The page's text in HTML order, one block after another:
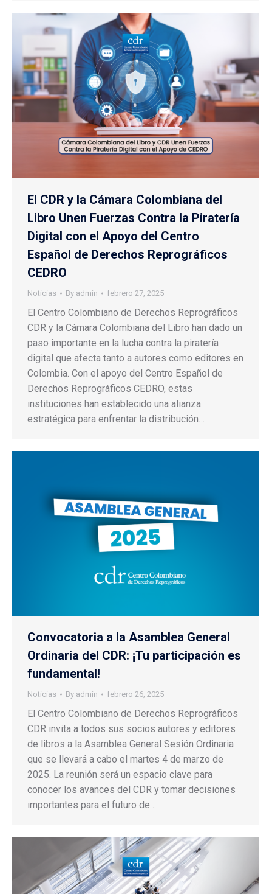
El CDR y la Cámara Colombiana del
Libro Unen Fuerzas Contra la Piratería
Digital con el Apoyo del Centro
Español de Derechos Reprográficos
CEDRO
Noticias By admin febrero 27, 2025
El Centro Colombiano de Derechos Reprográficos
CDR y la Cámara Colombiana del Libro han dado un
paso importante en la lucha contra la piratería
digital que afecta tanto a autores como editores en
Colombia. Con el apoyo del Centro Español de
Derechos Reprográficos CEDRO, estas
instituciones han establecido una alianza
estratégica para enfrentar la distribución…
Convocatoria a la Asamblea General
Ordinaria del CDR: ¡Tu participación es
fundamental!
Noticias By admin febrero 26, 2025
El Centro Colombiano de Derechos Reprográficos
CDR invita a todos sus socios autores y editores
de libros a la Asamblea General Sesión Ordinaria
que se llevará a cabo el martes 4 de marzo de
2025. La reunión será un espacio clave para
conocer los avances del CDR y tomar decisiones
importantes para el futuro de…